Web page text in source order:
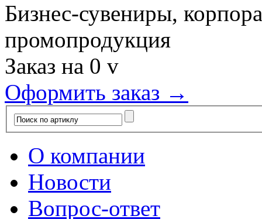
Бизнес-сувениры,
промопродукция
Заказ на 0 v
Оформить заказ →
О компании
Новости
Вопрос-ответ